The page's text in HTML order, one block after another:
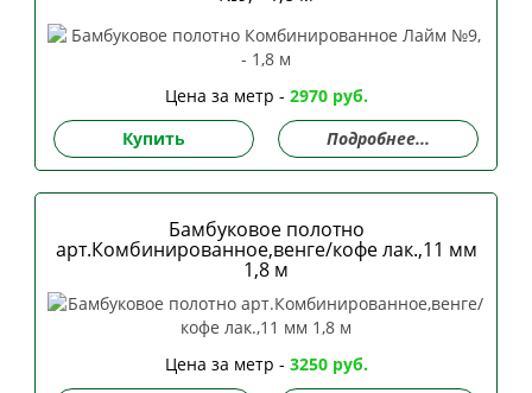
Цена за метр - 2970 руб.
Купить
Подробнее...
Бамбуковое полотно
арт.Комбинированное,венге/кофе лак.,11 мм
1,8 м
Цена за метр - 3250 руб.